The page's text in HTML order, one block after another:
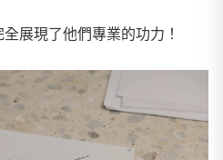
展現了他們專業的功力！